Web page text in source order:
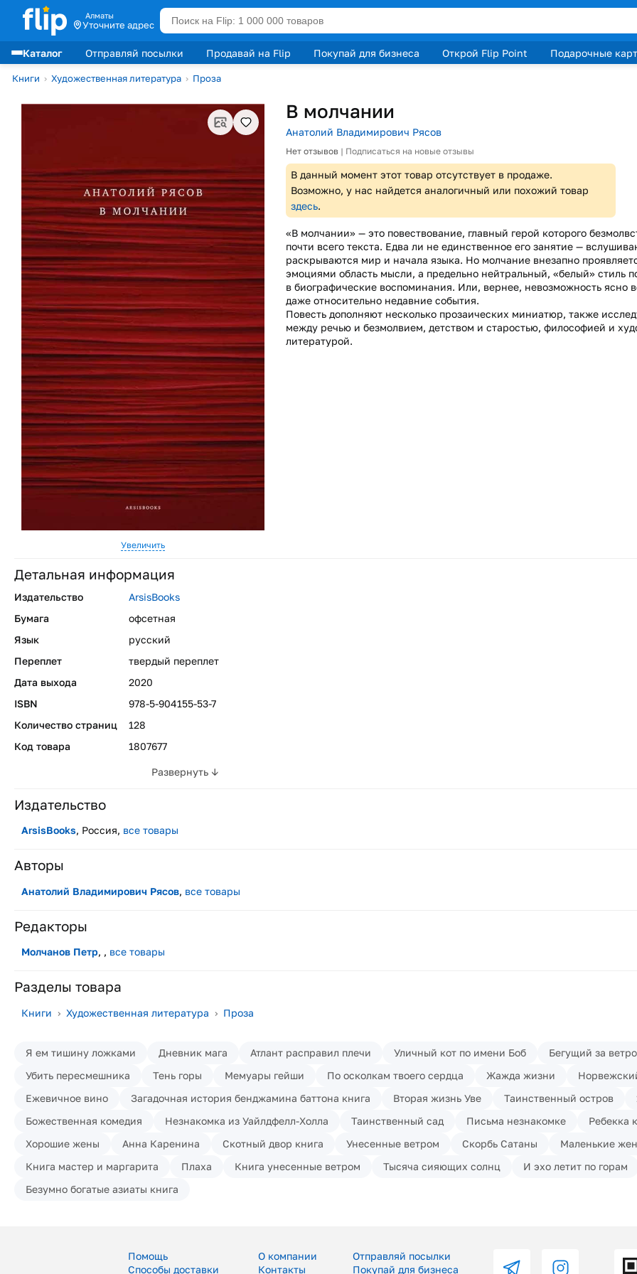
Алматы
Уточните адрес
Каталог Отправляй посылки Продавай на Flip Покупай для бизнеса Открой Flip Point Подарочные
Лидеры продаж
Книги › Художественная литература › Проза
Увеличить
В молчании
Анатолий Владимирович Рясов
Нет отзывов | Подписаться на новые отзывы
В данный момент этот товар отсутствует в продаже.
Возможно, у нас найдется аналогичный или похожий товар
здесь.
«В молчании» — это повествование, главный герой которого
почти всего текста. Едва ли не единственное его занятие —
раскрываются мир и начала языка. Но молчание внезапно
эмоциями область мысли, а предельно нейтральный, «белый» стиль
в биографические воспоминания. Или, вернее, невозможность ясно
даже относительно недавние события.
Повесть дополняют несколько прозаических миниатюр, также
между речью и безмолвием, детством и старостью, философией и
литературой.
Детальная информация
Развернуть ↓
Издательство
ArsisBooks
Бумага
офсетная
Язык
русский
Переплет
твердый переплет
Дата выхода
2020
ISBN
978-5-904155-53-7
Количество страниц
128
Код товара
1807677
Издательство
ArsisBooks, Россия, все товары
Авторы
Анатолий Владимирович Рясов, все товары
Редакторы
Молчанов Петр, , все товары
Разделы товара
Книги › Художественная литература › Проза
Я ем тишину ложками Дневник мага Атлант расправил плечи Уличный кот по имени Боб
Бегущий за
Убить пересмешника
Тень горы Мемуары гейши По осколкам твоего сердца Жажда жизни
Ежевичное вино
Загадочная история бенджамина баттона книга Вторая жизнь Уве Таинственный остров
Божественная комедия
Незнакомка из Уайлдфелл-Холла Таинственный сад Письма незнакомке Ребекка
Хорошие жены
Анна Каренина Скотный двор книга Унесенные ветром Скорбь Сатаны
Маленькие
Книга мастер и маргарита
Плаха Книга унесенные ветром Тысяча сияющих солнц
И эхо летит по горам
Безумно богатые азиаты книга
Помощь
Способы доставки
О компании
Контакты
Отправляй посылки
Покупай для бизнеса